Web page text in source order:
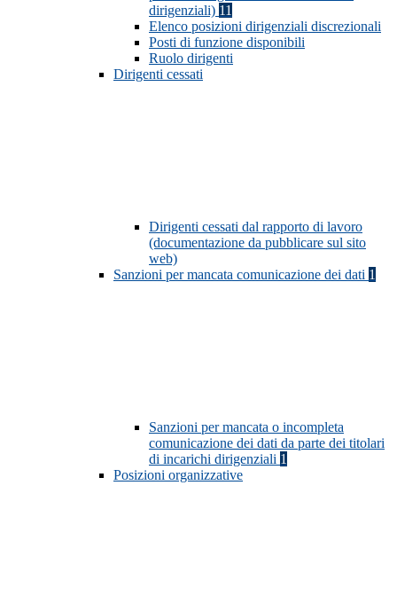
dirigenziali) 11
Elenco posizioni dirigenziali discrezionali
Posti di funzione disponibili
Ruolo dirigenti
Dirigenti cessati
Dirigenti cessati dal rapporto di lavoro
(documentazione da pubblicare sul sito
web)
Sanzioni per mancata comunicazione dei dati 1
Sanzioni per mancata o incompleta
comunicazione dei dati da parte dei titolari
di incarichi dirigenziali 1
Posizioni organizzative